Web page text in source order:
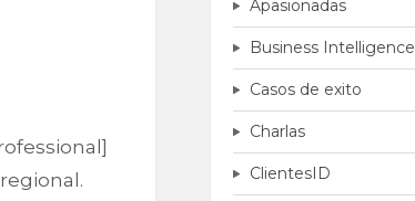
Apasionadas
Business Intelligence
Casos de exito
Charlas
ClientesID